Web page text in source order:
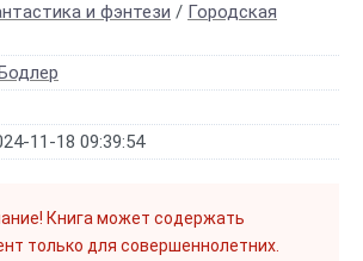
и фэнтези / Городская
11-18 09:39:54
Книга может содержать
только для совершеннолетних.